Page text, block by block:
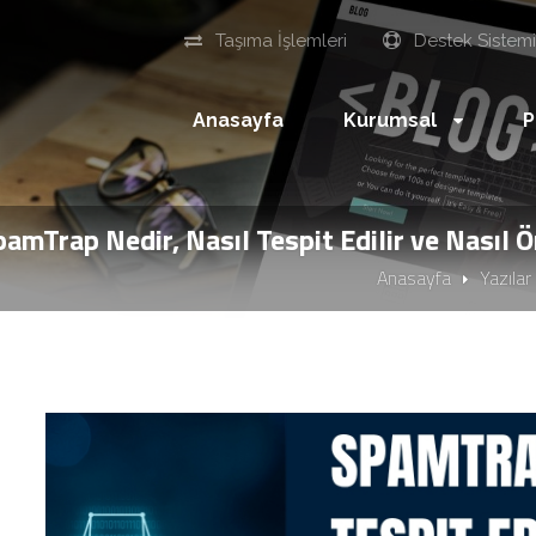
Destek Sistemi
Taşıma İşlemleri
Anasayfa Kurumsal
Nedir, Nasıl Tespit Edilir ve Nasıl
Anasayfa Yazılar